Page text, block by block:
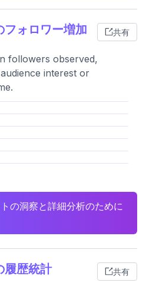
ォロワー増加 共有
followers observed,
interest or
の洞察と詳細分析のために
歴統計 共有